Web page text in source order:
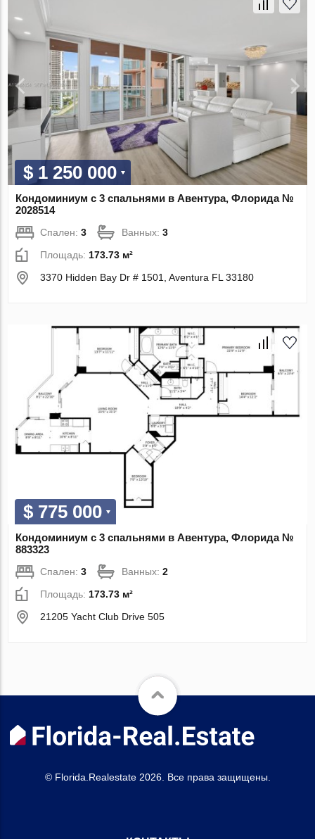
$ 1 250 000
Кондоминиум с 3 спальнями в Авентура, Флорида №
2028514
Спален:3 Ванных:3
Площадь: 173.73 м²
3370 Hidden Bay Dr # 1501, Aventura FL 33180
$ 775 000
Кондоминиум с 3 спальнями в Авентура, Флорида №
883323
Спален:3 Ванных:2
Площадь: 173.73 м²
21205 Yacht Club Drive 505
© Florida.Realestate 2026. Все права защищены.